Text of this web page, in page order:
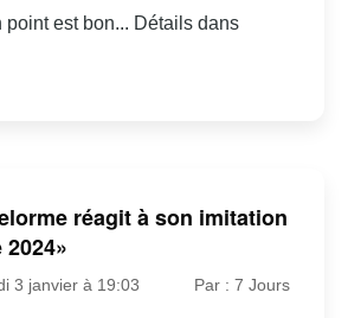
point est bon... Détails dans
réagit à son imitation
3 janvier à 19:03 Par : 7 Jours